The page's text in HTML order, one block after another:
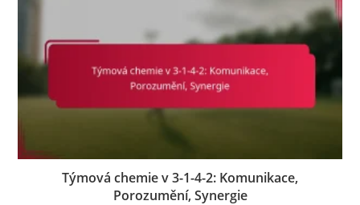
Týmová chemie v 3-1-4-2: Komunikace,
Porozumění, Synergie